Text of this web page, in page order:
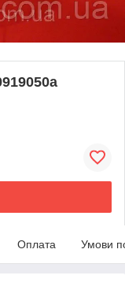
Оплата Умови